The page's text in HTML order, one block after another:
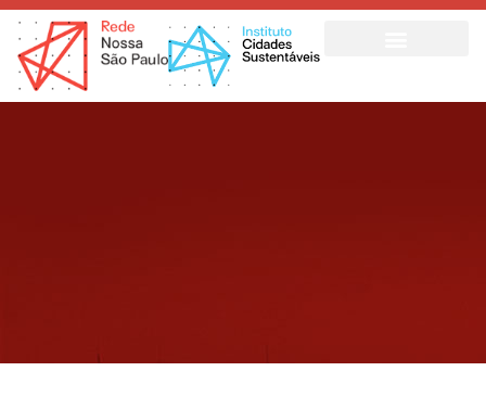
Ir
para
conteúdo